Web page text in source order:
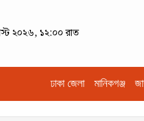
২০২৬, ১২:০০ রাত
ঢাকা জেলা মানিকগঞ্জ